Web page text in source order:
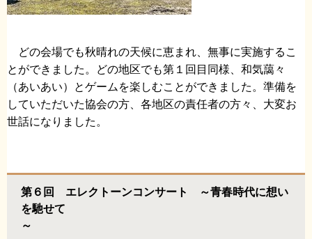
どの会場でも秋晴れの天候に恵まれ、無事に実施するこ
とができました。どの地区でも第１回目同様、和気藹々
（あいあい）とゲームを楽しむことができました。準備を
していただいた協会の方、各地区の責任者の方々、大変お
世話になりました。
第６回 エレクトーンコンサート ～青春時代に想い
を馳せて
～